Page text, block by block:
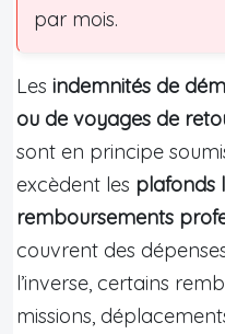
par mois.
Les indemnités de
ou de voyages de
sont en principe
excèdent les plafonds
remboursements
couvrent des
l’inverse, certains
missions,